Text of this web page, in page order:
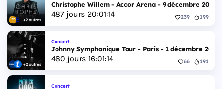
+2 autres
Christophe Willem - Accor Arena - 9 décembre 2027
487jours 20:01:13 239 199
+2 autres
Concert
Johnny Symphonique Tour - Paris - 1 décembre 2027
480 jours 16:01:13 66 191
Concert